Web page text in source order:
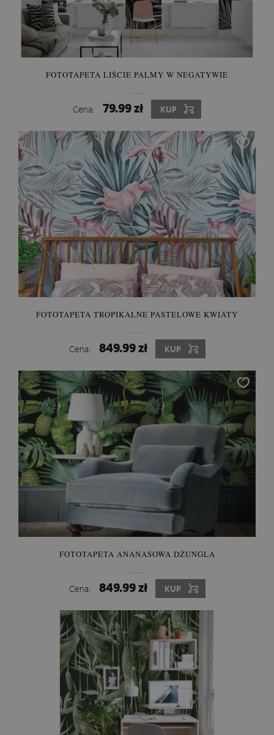
FOTOTAPETA LIŚCIE PALMY W NEGATYWIE
Cena: 79.99 zł KUP
FOTOTAPETA TROPIKALNE PASTELOWE KWIATY
Cena: 849.99 zł KUP
FOTOTAPETA ANANASOWA DŻUNGLA
Cena: 849.99 zł KUP